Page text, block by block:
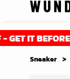
IT'S GONE
Sneaker